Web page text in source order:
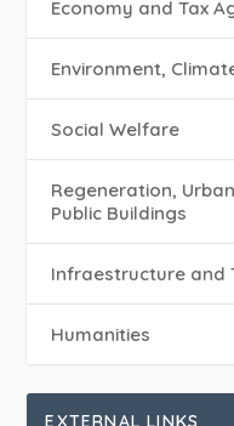
Economy and Tax
Environment,
Social Welfare
Regeneration,
Public Buildings
Infraestructure and
Humanities
EXTERNAL LINKS